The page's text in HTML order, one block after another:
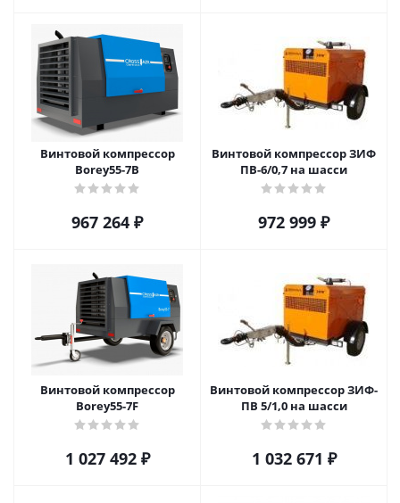
Винтовой компрессор
Borey55-7B
967 264 ₽
Винтовой компрессор ЗИФ
ПВ-6/0,7 на шасси
972 999 ₽
Винтовой компрессор
Borey55-7F
1 027 492₽
Винтовой компрессор ЗИФ-
ПВ 5/1,0 на шасси
1 032 671 ₽